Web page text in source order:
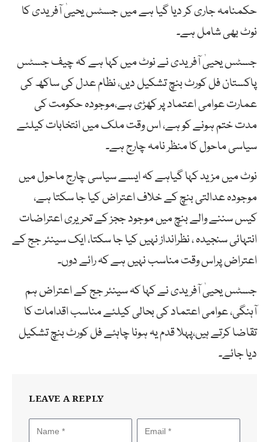
حکمنامہ جاری کر دیا گیا ہے میں جسٹس یحییٰ آفریدی کا
نوٹ بھی شامل ہے۔
جسٹس یحییٰ آفریدی نے نوٹ میں کہا ہے کہ چیف جسٹس
پاکستان فل کورٹ بنچ تشکیل دیں، نظام عدل کی ساکھ کی
عمارت عوامی اعتماد پر کھڑی ہے،موجودہ حکومت کی
مدت ختم ہونے کو ہے، اس وقت ملک میں انتخابات کیلئے
سیاسی ماحول کا منظر نامہ چارج ہے۔
نوٹ میں مزید کہا گیاہے کہ ایسے سیاسی چارج ماحول میں
موجودہ عدالتی بنچ کے خلاف اعتراض کیا جا سکتا ہے،
کیس سننے والے بنچ میں موجود ججز کے تحریری اعتراضات
انتہائی سنجیدہ ، نظرانداز نہیں کیا جا سکتا، ایک سینئر جج کے
اعتراض پراس وقت مناسب نہیں ہے کہ رائے دوں۔
جسٹس یحییٰ آفریدی نے کہا کہ سینئر جج کے اعتراض ہم
آہنگی، عوامی اعتماد کی بحالی کیلئے مناسب اقدامات کا
تقاضا کرتے ہیں،پہلا قدم یہ ہونا چاہئے فل کورٹ بنچ تشکیل
دیا جائے۔
LEAVE A REPLY